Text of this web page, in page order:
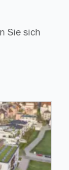
Sie sich